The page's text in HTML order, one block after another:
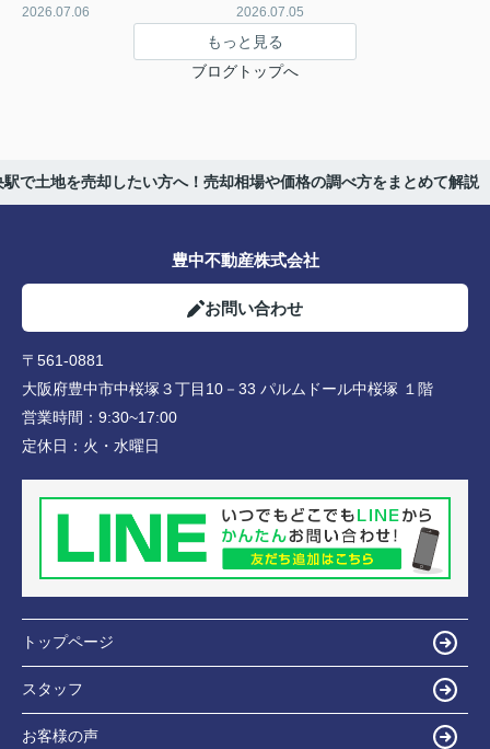
2026.07.06 2026.07.05
もっと見る
ブログトップへ
で土地を売却したい方へ！売却相場や価格の調べ方をまとめて解説
豊中不動産株式会社
お問い合わせ
〒561-0881
大阪府豊中市中桜塚３丁目10－33 パルムドール中桜塚 １階
営業時間： 9:30~17:00
定休日： 火・水曜日
トップページ
スタッフ
お客様の声